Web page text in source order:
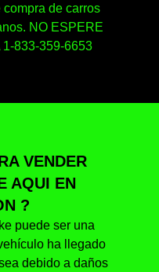
de carros
NO ESPERE
1-833-359-6653
VENDER
AQUI EN
?
puede ser una
ha llegado
debido a daños